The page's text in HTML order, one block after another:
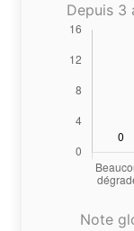
Depuis 3
Note